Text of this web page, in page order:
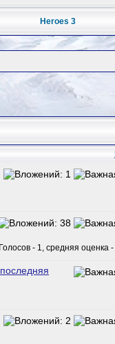
Heroes 3
последняя